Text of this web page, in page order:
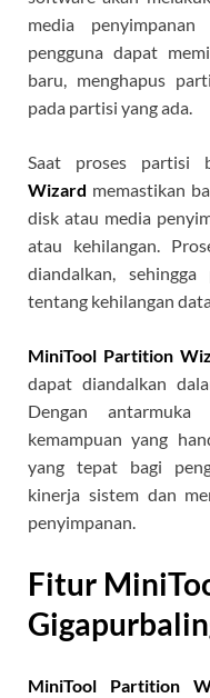
media
pengguna dapat
baru, menghapus
pada partisi yang ada.
Saat proses partisi
Wizard memastikan
disk atau media
atau kehilangan.
diandalkan,
tentang kehilangan
MiniTool Partition
dapat diandalkan
Dengan
kemampuan yang
yang tepat bagi
kinerja sistem dan
penyimpanan.
Fitur
MiniTool Partition